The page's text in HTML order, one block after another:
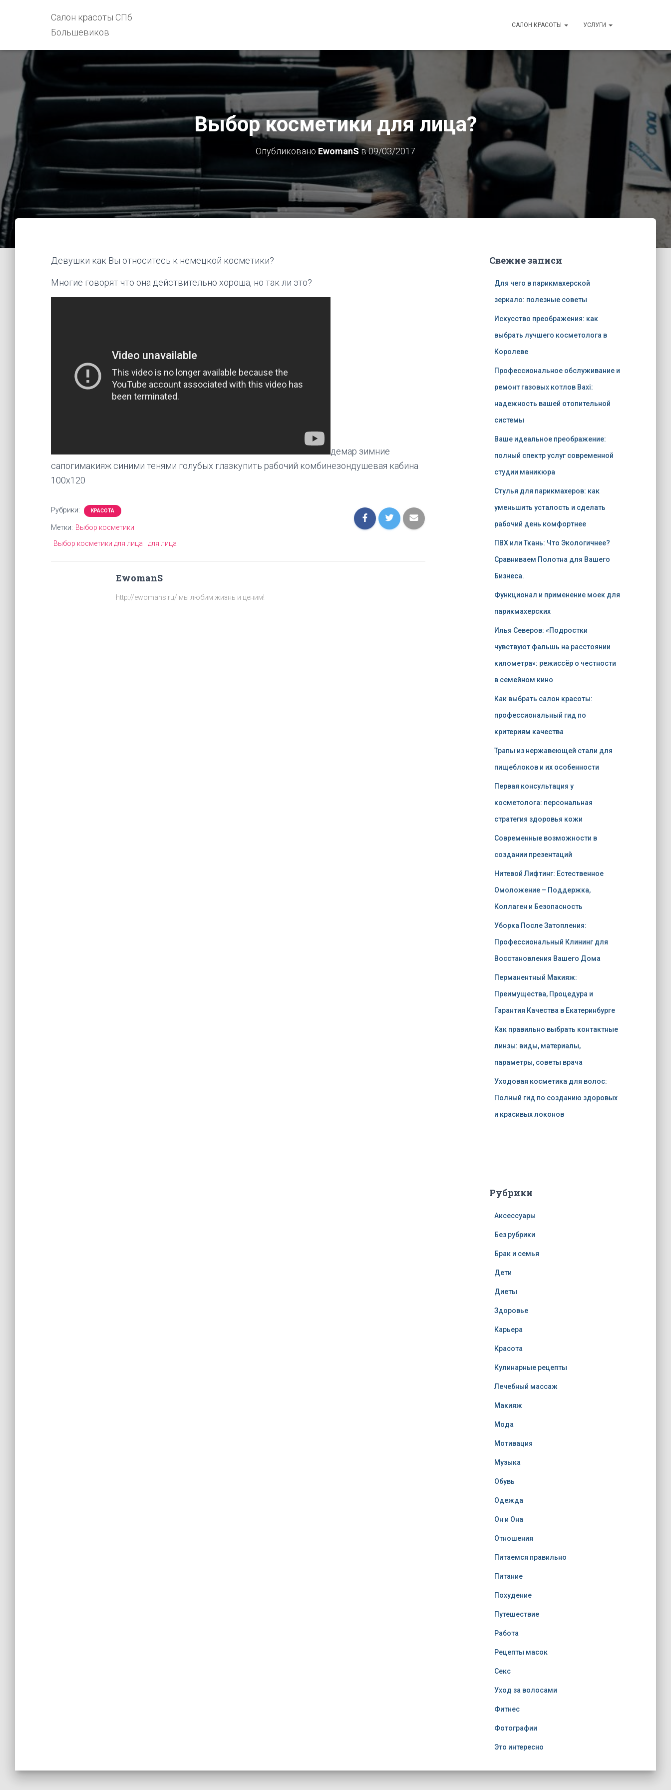
Салон красоты СПб
Большевиков
САЛОН КРАСОТЫ УСЛУГИ
Выбор косметики для лица?
Опубликовано EwomanSв09/03/2017
Девушки как Вы относитесь к немецкой косметики?
Многие говорят что она действительно хороша, но так ли это?
демар зимние
сапогимакияж синими тенями голубых глазкупить рабочий комбинезондушевая кабина
100х120
Рубрики: КРАСОТА
Метки: Выбор косметики
Выбор косметики для лица
для лица
EwomanS
http://ewomans.ru/ мы любим жизнь и ценим!
Свежие записи
Для чего в парикмахерской
зеркало: полезные советы
Искусство преображения: как
выбрать лучшего косметолога в
Королеве
Профессиональное обслуживание и
ремонт газовых котлов Baxi:
надежность вашей отопительной
системы
Ваше идеальное преображение:
полный спектр услуг современной
студии маникюра
Стулья для парикмахеров: как
уменьшить усталость и сделать
рабочий день комфортнее
ПВХ или Ткань: Что Экологичнее?
Сравниваем Полотна для Вашего
Бизнеса.
Функционал и применение моек для
парикмахерских
Илья Северов: «Подростки
чувствуют фальшь на расстоянии
километра»: режиссёр о честности
в семейном кино
Как выбрать салон красоты:
профессиональный гид по
критериям качества
Трапы из нержавеющей стали для
пищеблоков и их особенности
Первая консультация у
косметолога: персональная
стратегия здоровья кожи
Современные возможности в
создании презентаций
Нитевой Лифтинг: Естественное
Омоложение – Поддержка,
Коллаген и Безопасность
Уборка После Затопления:
Профессиональный Клининг для
Восстановления Вашего Дома
Перманентный Макияж:
Преимущества, Процедура и
Гарантия Качества в Екатеринбурге
Как правильно выбрать контактные
линзы: виды, материалы,
параметры, советы врача
Уходовая косметика для волос:
Полный гид по созданию здоровых
и красивых локонов
Рубрики
Аксессуары
Без рубрики
Брак и семья
Дети
Диеты
Здоровье
Карьера
Красота
Кулинарные рецепты
Лечебный массаж
Макияж
Мода
Мотивация
Музыка
Обувь
Одежда
Он и Она
Отношения
Питаемся правильно
Питание
Похудение
Путешествие
Работа
Рецепты масок
Секс
Уход за волосами
Фитнес
Фотографии
Это интересно